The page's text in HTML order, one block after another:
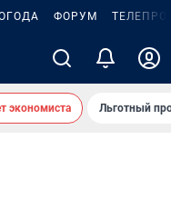
ФОРУМ
экономиста Льготный